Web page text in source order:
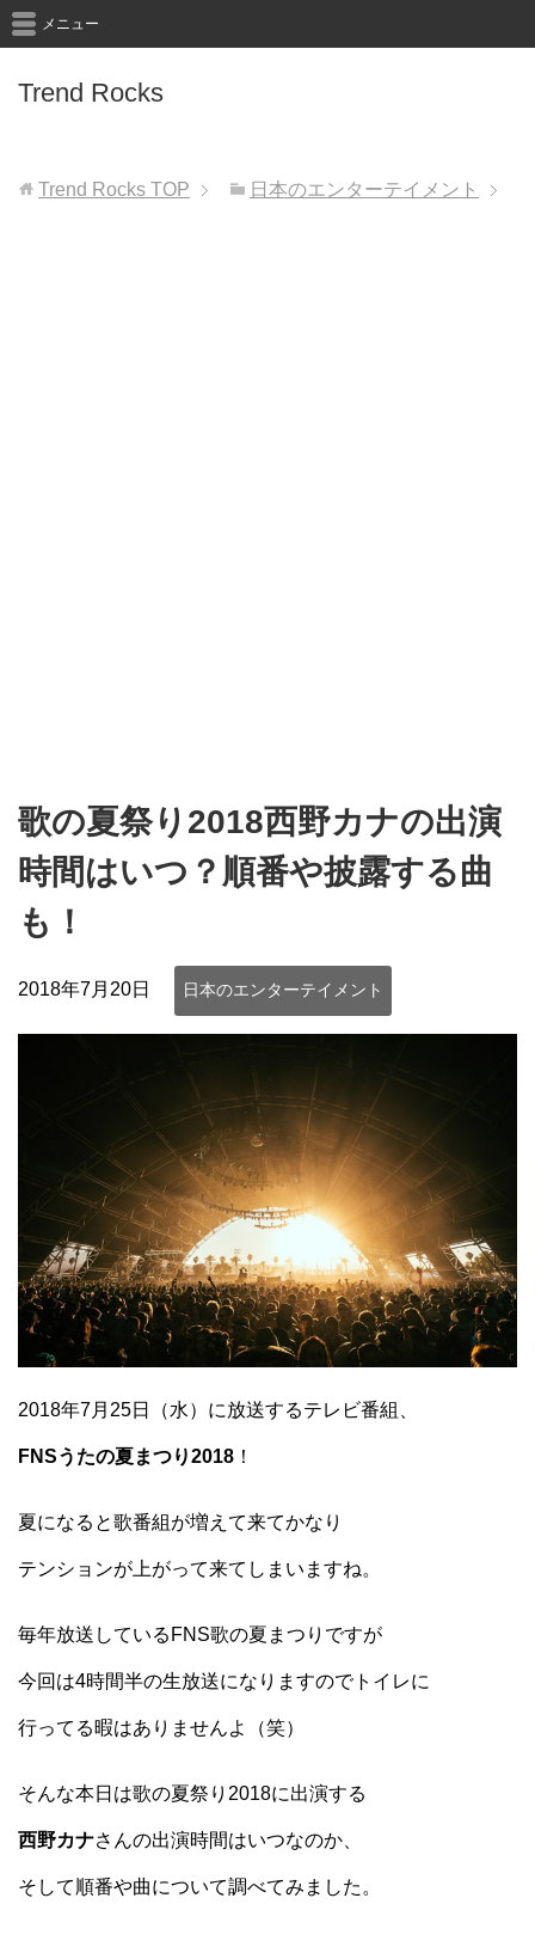
Trend Rocks
メニュー
Trend Rocks TOP 日本のエンターテイメント
歌の夏祭り2018西野カナの出演
時間はいつ？順番や披露する曲
も！
2018年7月20日 日本のエンターテイメント
2018年7月25日（水）に放送するテレビ番組、
FNSうたの夏まつり2018 ！
夏になると歌番組が増えて来てかなり
テンションが上がって来てしまいますね。
毎年放送しているFNS歌の夏まつりですが
今回は4時間半の生放送になりますのでトイレに
行ってる暇はありませんよ（笑）
そんな本日は歌の夏祭り2018に出演する
西野カナさんの出演時間はいつなのか、
そして順番や曲について調べてみました。